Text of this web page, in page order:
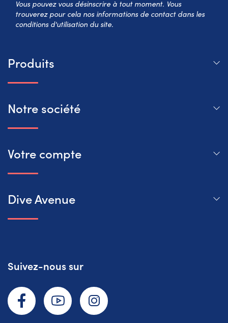
Vous pouvez vous désinscrire à tout moment. Vous
trouverez pour cela nos informations de contact dans les
conditions d'utilisation du site.
Produits
Notre société
Votre compte
Dive Avenue
Suivez-nous sur